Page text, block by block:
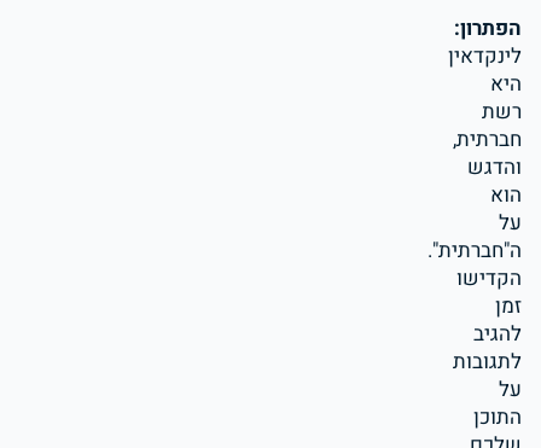
הפתרון:
לינקדאין
היא
רשת
חברתית,
והדגש
הוא
על
ה"חברתית".
הקדישו
זמן
להגיב
לתגובות
על
התוכן